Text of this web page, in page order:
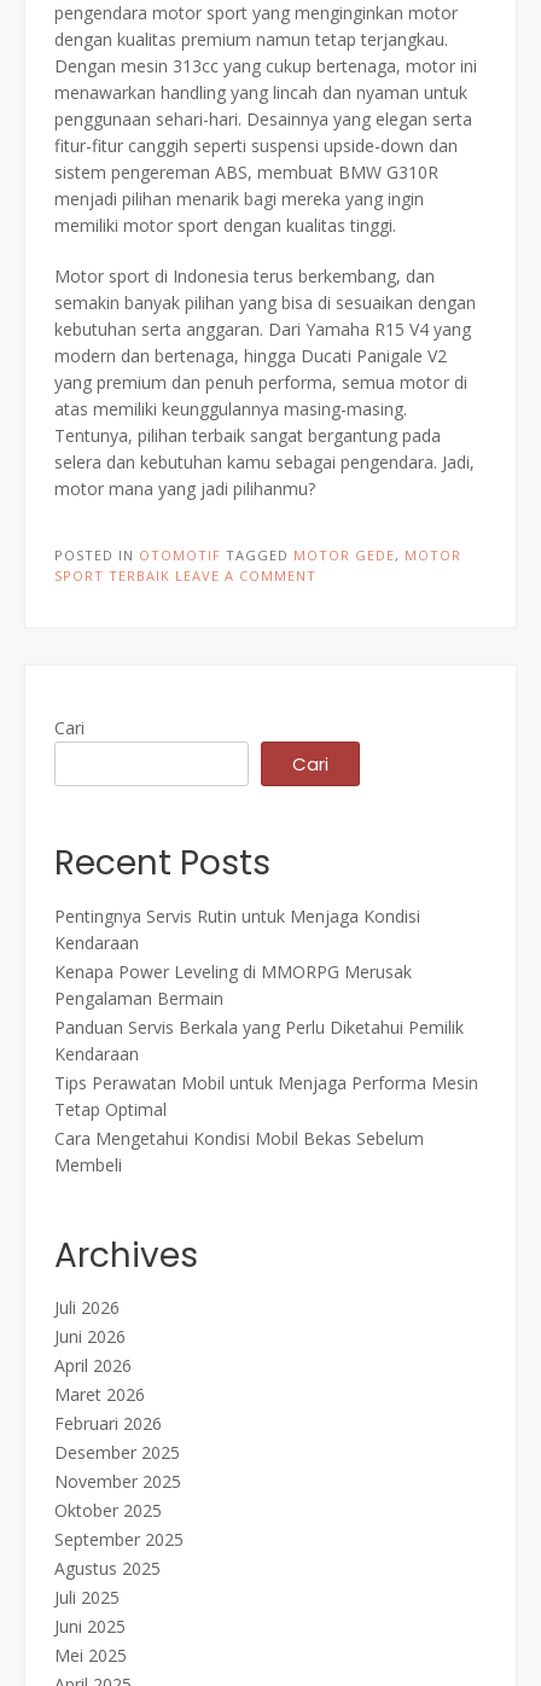
pengendara motor sport yang menginginkan motor
dengan kualitas premium namun tetap terjangkau.
Dengan mesin 313cc yang cukup bertenaga, motor ini
menawarkan handling yang lincah dan nyaman untuk
penggunaan sehari-hari. Desainnya yang elegan serta
fitur-fitur canggih seperti suspensi upside-down dan
sistem pengereman ABS, membuat BMW G310R
menjadi pilihan menarik bagi mereka yang ingin
memiliki motor sport dengan kualitas tinggi.
Motor sport di Indonesia terus berkembang, dan
semakin banyak pilihan yang bisa di sesuaikan dengan
kebutuhan serta anggaran. Dari Yamaha R15 V4 yang
modern dan bertenaga, hingga Ducati Panigale V2
yang premium dan penuh performa, semua motor di
atas memiliki keunggulannya masing-masing.
Tentunya, pilihan terbaik sangat bergantung pada
selera dan kebutuhan kamu sebagai pengendara. Jadi,
motor mana yang jadi pilihanmu?
POSTED IN OTOMOTIF TAGGED MOTOR GEDE, MOTOR
SPORT TERBAIK LEAVE A COMMENT
Cari
Cari
Recent Posts
Pentingnya Servis Rutin untuk Menjaga Kondisi
Kendaraan
Kenapa Power Leveling di MMORPG Merusak
Pengalaman Bermain
Panduan Servis Berkala yang Perlu Diketahui Pemilik
Kendaraan
Tips Perawatan Mobil untuk Menjaga Performa Mesin
Tetap Optimal
Cara Mengetahui Kondisi Mobil Bekas Sebelum
Membeli
Archives
Juli 2026
Juni 2026
April 2026
Maret 2026
Februari 2026
Desember 2025
November 2025
Oktober 2025
September 2025
Agustus 2025
Juli 2025
Juni 2025
Mei 2025